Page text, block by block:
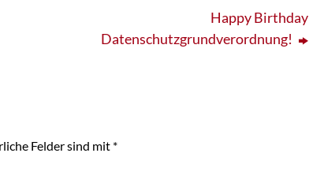
Happy Birthday
Datenschutzgrundverordnung!
Felder sind mit *